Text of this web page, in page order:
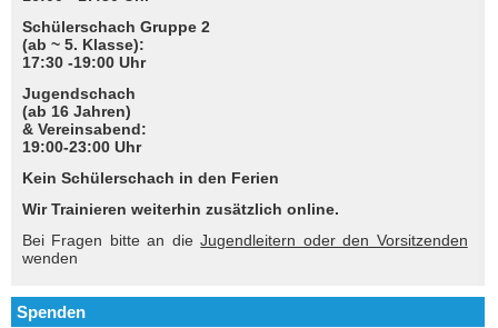
Schülerschach Gruppe 2
(ab ~ 5. Klasse):
17:30 -19:00 Uhr
Jugendschach
(ab 16 Jahren)
& Vereinsabend:
19:00-23:00 Uhr
Kein Schülerschach in den Ferien
Wir Trainieren weiterhin zusätzlich online.
Bei Fragen bitte an dieJugendleitern oder den Vorsitzenden
wenden
Spenden